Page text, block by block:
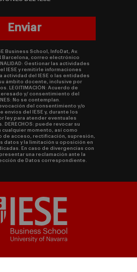
Business School, InfoDat, Av.
Barcelona, correo electrónico
Gestionar las actividades
IESE y remitirle informaciones
actividad del IESE o las entidades
ámbito docente, inclusive por
LEGITIMACIÓN: Acuerdo de
y/ consentimiento del
No se contemplan.
del consentimiento y/o
envíos del IESE y, durante los
ley para atender eventuales
puede revocar su
momento, así como
de acceso, rectificación, supresión,
datos y la limitación u oposición en
En caso de divergencias con
una reclamación ante la
de Datos correspondiente.